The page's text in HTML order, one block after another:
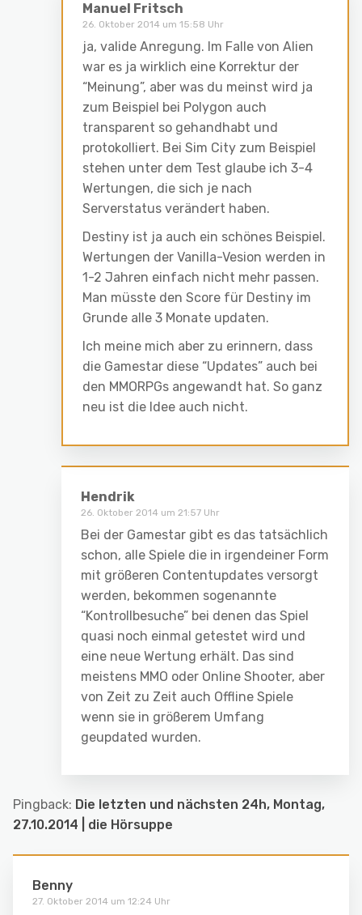
Manuel Fritsch
26. Oktober 2014 um 15:58 Uhr
ja, valide Anregung. Im Falle von Alien
war es ja wirklich eine Korrektur der
“Meinung”, aber was du meinst wird ja
zum Beispiel bei Polygon auch
transparent so gehandhabt und
protokolliert. Bei Sim City zum Beispiel
stehen unter dem Test glaube ich 3-4
Wertungen, die sich je nach
Serverstatus verändert haben.
Destiny ist ja auch ein schönes Beispiel.
Wertungen der Vanilla-Vesion werden in
1-2 Jahren einfach nicht mehr passen.
Man müsste den Score für Destiny im
Grunde alle 3 Monate updaten.
Ich meine mich aber zu erinnern, dass
die Gamestar diese “Updates” auch bei
den MMORPGs angewandt hat. So ganz
neu ist die Idee auch nicht.
Hendrik
26. Oktober 2014 um 21:57 Uhr
Bei der Gamestar gibt es das tatsächlich
schon, alle Spiele die in irgendeiner Form
mit größeren Contentupdates versorgt
werden, bekommen sogenannte
“Kontrollbesuche” bei denen das Spiel
quasi noch einmal getestet wird und
eine neue Wertung erhält. Das sind
meistens MMO oder Online Shooter, aber
von Zeit zu Zeit auch Offline Spiele
wenn sie in größerem Umfang
geupdated wurden.
Pingback: Die letzten und nächsten 24h, Montag,
27.10.2014 | die Hörsuppe
Benny
27. Oktober 2014 um 12:24 Uhr